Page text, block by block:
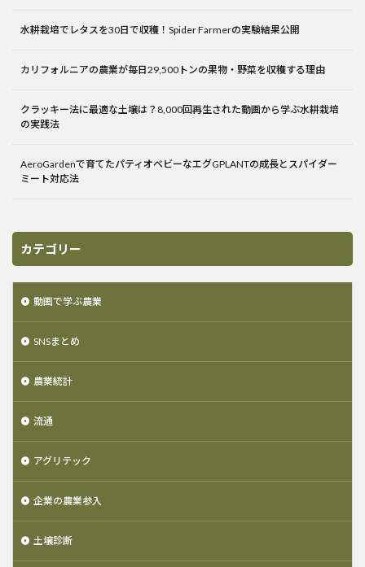
水耕栽培でレタスを30日で収穫！Spider Farmerの実験結果公開
カリフォルニアの農業が毎日29,500トンの果物・野菜を収穫する理由
クラッキー法に最適な土壌は？8,000回再生された動画から学ぶ水耕栽培
の実践法
AeroGardenで育てたパティオベビーなエグGPLANTの成長とスパイダー
ミート対応法
カテゴリー
動画で学ぶ農業
SNSまとめ
農業統計
流通
アグリテック
企業の農業参入
土壌診断